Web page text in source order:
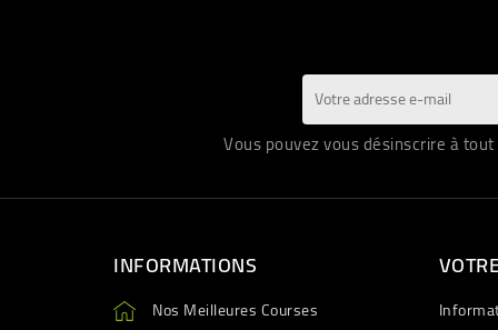
Vous pouvez vous désinscrire à
INFORMATIONS
Nos Meilleures Courses